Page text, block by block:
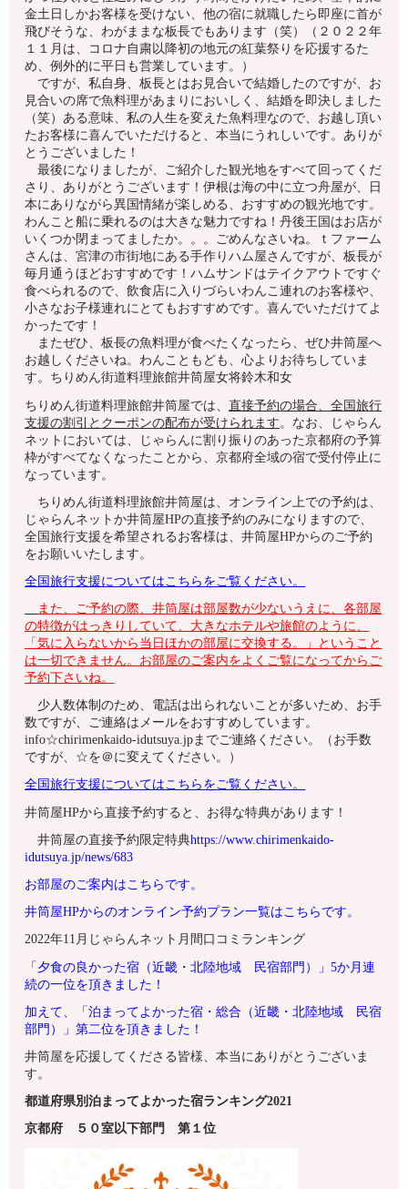
金土日しかお客様を受けない、他の宿に就職したら即座に首が
飛びそうな、わがままな板長でもあります（笑）（２０２２年
１１月は、コロナ自粛以降初の地元の紅葉祭りを応援するた
め、例外的に平日も営業しています。）
ですが、私自身、板長とはお見合いで結婚したのですが、お
見合いの席で魚料理があまりにおいしく、結婚を即決しました
（笑）ある意味、私の人生を変えた魚料理なので、お越し頂い
たお客様に喜んでいただけると、本当にうれしいです。ありが
とうございました！
最後になりましたが、ご紹介した観光地をすべて回ってくだ
さり、ありがとうございます！伊根は海の中に立つ舟屋が、日
本にありながら異国情緒が楽しめる、おすすめの観光地です。
わんこと船に乗れるのは大きな魅力ですね！丹後王国はお店が
いくつか閉まってましたか。。。ごめんなさいね。ｔファーム
さんは、宮津の市街地にある手作りハム屋さんですが、板長が
毎月通うほどおすすめです！ハムサンドはテイクアウトですぐ
食べられるので、飲食店に入りづらいわんこ連れのお客様や、
小さなお子様連れにとてもおすすめです。喜んでいただけてよ
かったです！
またぜひ、板長の魚料理が食べたくなったら、ぜひ井筒屋へ
お越しくださいね。わんこともども、心よりお待ちしていま
す。ちりめん街道料理旅館井筒屋女将鈴木和女
ちりめん街道料理旅館井筒屋では、直接予約の場合、全国旅行
支援の割引とクーポンの配布が受けられます 。なお、じゃらん
ネットにおいては、じゃらんに割り振りのあった京都府の予算
枠がすべてなくなったことから、京都府全域の宿で受付停止に
なっています。
ちりめん街道料理旅館井筒屋は、オンライン上での予約は、
じゃらんネットか井筒屋HPの直接予約のみになりますので、
全国旅行支援を希望されるお客様は、井筒屋HPからのご予約
をお願いいたします。
全国旅行支援についてはこちらをご覧ください。
また、ご予約の際、井筒屋は部屋数が少ないうえに、各部屋
の特徴がはっきりしていて、大きなホテルや旅館のように、
「気に入らないから当日ほかの部屋に交換する。」ということ
は一切できません。お部屋のご案内をよくご覧になってからご
予約下さいね。
少人数体制のため、電話は出られないことが多いため、お手
数ですが、ご連絡はメールをおすすめしています。
info☆chirimenkaido-idutsuya.jpまでご連絡ください。（お手数
ですが、☆を＠に変えてください。）
全国旅行支援についてはこちらをご覧ください。
井筒屋HPから直接予約すると、お得な特典があります！
井筒屋の直接予約限定特典https://www.chirimenkaido-
idutsuya.jp/news/683
お部屋のご案内はこちらです。
井筒屋HPからのオンライン予約プラン一覧はこちらです。
2022年11月じゃらんネット月間口コミランキング
「夕食の良かった宿（近畿・北陸地域 民宿部門）」5か月連
続の一位を頂きました！
加えて、
「泊まってよかった宿・総合（近畿・北陸地域 民宿
部門）」第二位を頂きました！
井筒屋を応援してくださる皆様、本当にありがとうございま
す。
都道府県別泊まってよかった宿ランキング2021
京都府 ５０室以下部門 第１位